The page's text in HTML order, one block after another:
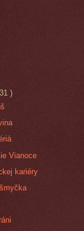
)
Vianoce
kariéry